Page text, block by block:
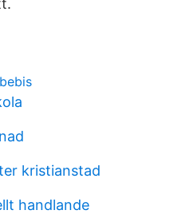
kristianstad
handlande